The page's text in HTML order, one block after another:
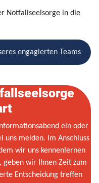
Notfallseelsorge in die
engagierten Teams
ein oder
uns melden. Im Anschluss
wir uns kennenlernen
wir Ihnen Zeit zum
Entscheidung treffen